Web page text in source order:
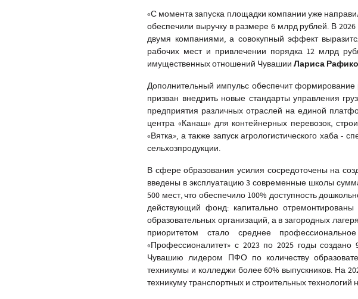
«С момента запуска площадки компании уже
обеспечили выручку в размере 6 млрд рублей. В
двумя компаниями, а совокупный эффект
рабочих мест и привлечении порядка 12 млрд
имущественных отношений ЧувашииЛариса
Дополнительный импульс обеспечит формирование
призван внедрить новые стандарты управления
предприятия различных отраслей на единой
центра «Канаш» для контейнерных перевозок,
«Вятка», а также запуск агрологистического хаба -
сельхозпродукции.
В сфере образования усилия сосредоточены на
введены в эксплуатацию 3 современные школы
500 мест, что обеспечило 100% доступность
действующий фонд: капитально
образовательных организаций, а в загородных
приоритетом стало среднее
«Профессионалитет» с 2023 по 2025 годы
Чувашию лидером ПФО по количеству
техникумы и колледжи более 60% выпускников. На
техникуму транспортных и строительных